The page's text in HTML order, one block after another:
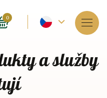
Aktuální
-
0
a služby